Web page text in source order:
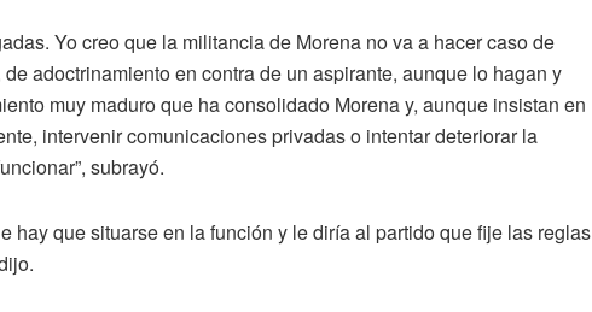
Yo creo que la militancia de Morena no va a hacer caso de
adoctrinamiento en contra de un aspirante, aunque lo hagan y
muy maduro que ha consolidado Morena y, aunque insistan en
intervenir comunicaciones privadas o intentar deteriorar la
subrayó.
hay que situarse en la función y le diría al partido que fije las reglas